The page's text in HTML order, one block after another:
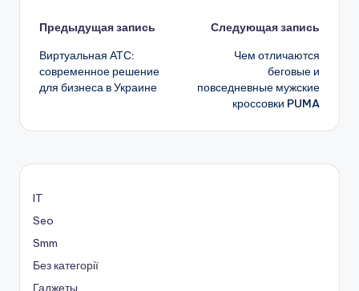
Навигация
записи
Предыдущая запись
Виртуальная АТС:
современное решение
для бизнеса в Украине
Следующая запись
Чем отличаются
беговые и
повседневные мужские
кроссовки PUMA
IT
Seo
Smm
Без категорії
Гаджеты